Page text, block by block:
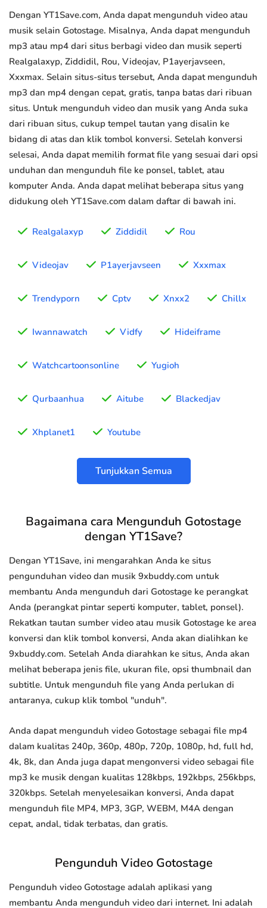
Dengan YT1Save.com, Anda dapat mengunduh video atau
musik selain Gotostage. Misalnya, Anda dapat mengunduh
mp3 atau mp4 dari situs berbagi video dan musik seperti
Realgalaxyp, Ziddidil, Rou, Videojav, P1ayerjavseen,
Xxxmax. Selain situs-situs tersebut, Anda dapat mengunduh
mp3 dan mp4 dengan cepat, gratis, tanpa batas dari ribuan
situs. Untuk mengunduh video dan musik yang Anda suka
dari ribuan situs, cukup tempel tautan yang disalin ke
bidang di atas dan klik tombol konversi. Setelah konversi
selesai, Anda dapat memilih format file yang sesuai dari opsi
unduhan dan mengunduh file ke ponsel, tablet, atau
komputer Anda. Anda dapat melihat beberapa situs yang
didukung oleh YT1Save.com dalam daftar di bawah ini.
Realgalaxyp Ziddidil Rou
Videojav P1ayerjavseen Xxxmax
Trendyporn Cptv Xnxx2 Chillx
Iwannawatch Vidfy Hideiframe
Watchcartoonsonline Yugioh
Qurbaanhua Aitube Blackedjav
Xhplanet1 Youtube
Tunjukkan Semua
Bagaimana cara Mengunduh Gotostage
dengan YT1Save?
Dengan YT1Save, ini mengarahkan Anda ke situs
pengunduhan video dan musik 9xbuddy.com untuk
membantu Anda mengunduh dari Gotostage ke perangkat
Anda (perangkat pintar seperti komputer, tablet, ponsel).
Rekatkan tautan sumber video atau musik Gotostage ke area
konversi dan klik tombol konversi, Anda akan dialihkan ke
9xbuddy.com. Setelah Anda diarahkan ke situs, Anda akan
melihat beberapa jenis file, ukuran file, opsi thumbnail dan
subtitle. Untuk mengunduh file yang Anda perlukan di
antaranya, cukup klik tombol "unduh".
Anda dapat mengunduh video Gotostage sebagai file mp4
dalam kualitas 240p, 360p, 480p, 720p, 1080p, hd, full hd,
4k, 8k, dan Anda juga dapat mengonversi video sebagai file
mp3 ke musik dengan kualitas 128kbps, 192kbps, 256kbps,
320kbps. Setelah menyelesaikan konversi, Anda dapat
mengunduh file MP4, MP3, 3GP, WEBM, M4A dengan
cepat, andal, tidak terbatas, dan gratis.
Pengunduh Video Gotostage
Pengunduh video Gotostage adalah aplikasi yang
membantu Anda mengunduh video dari internet. Ini adalah